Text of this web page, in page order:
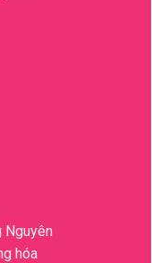
Nguyên
hóa